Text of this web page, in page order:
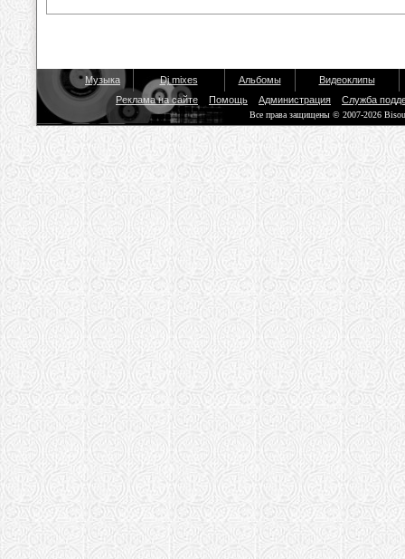
Музыка Dj mixes Альбомы
Видеоклипы
Реклама на сайте
Помощь Администрация Служба
Все права защищены © 2007-2026